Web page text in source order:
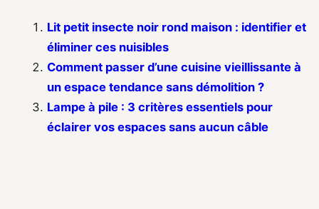
Lit petit insecte noir rond maison : identifier et
éliminer ces nuisibles
Comment passer d’une cuisine vieillissante à
un espace tendance sans démolition ?
Lampe à pile : 3 critères essentiels pour
éclairer vos espaces sans aucun câble